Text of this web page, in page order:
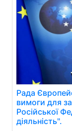
Рада
вимоги для
Російської
діяльність".